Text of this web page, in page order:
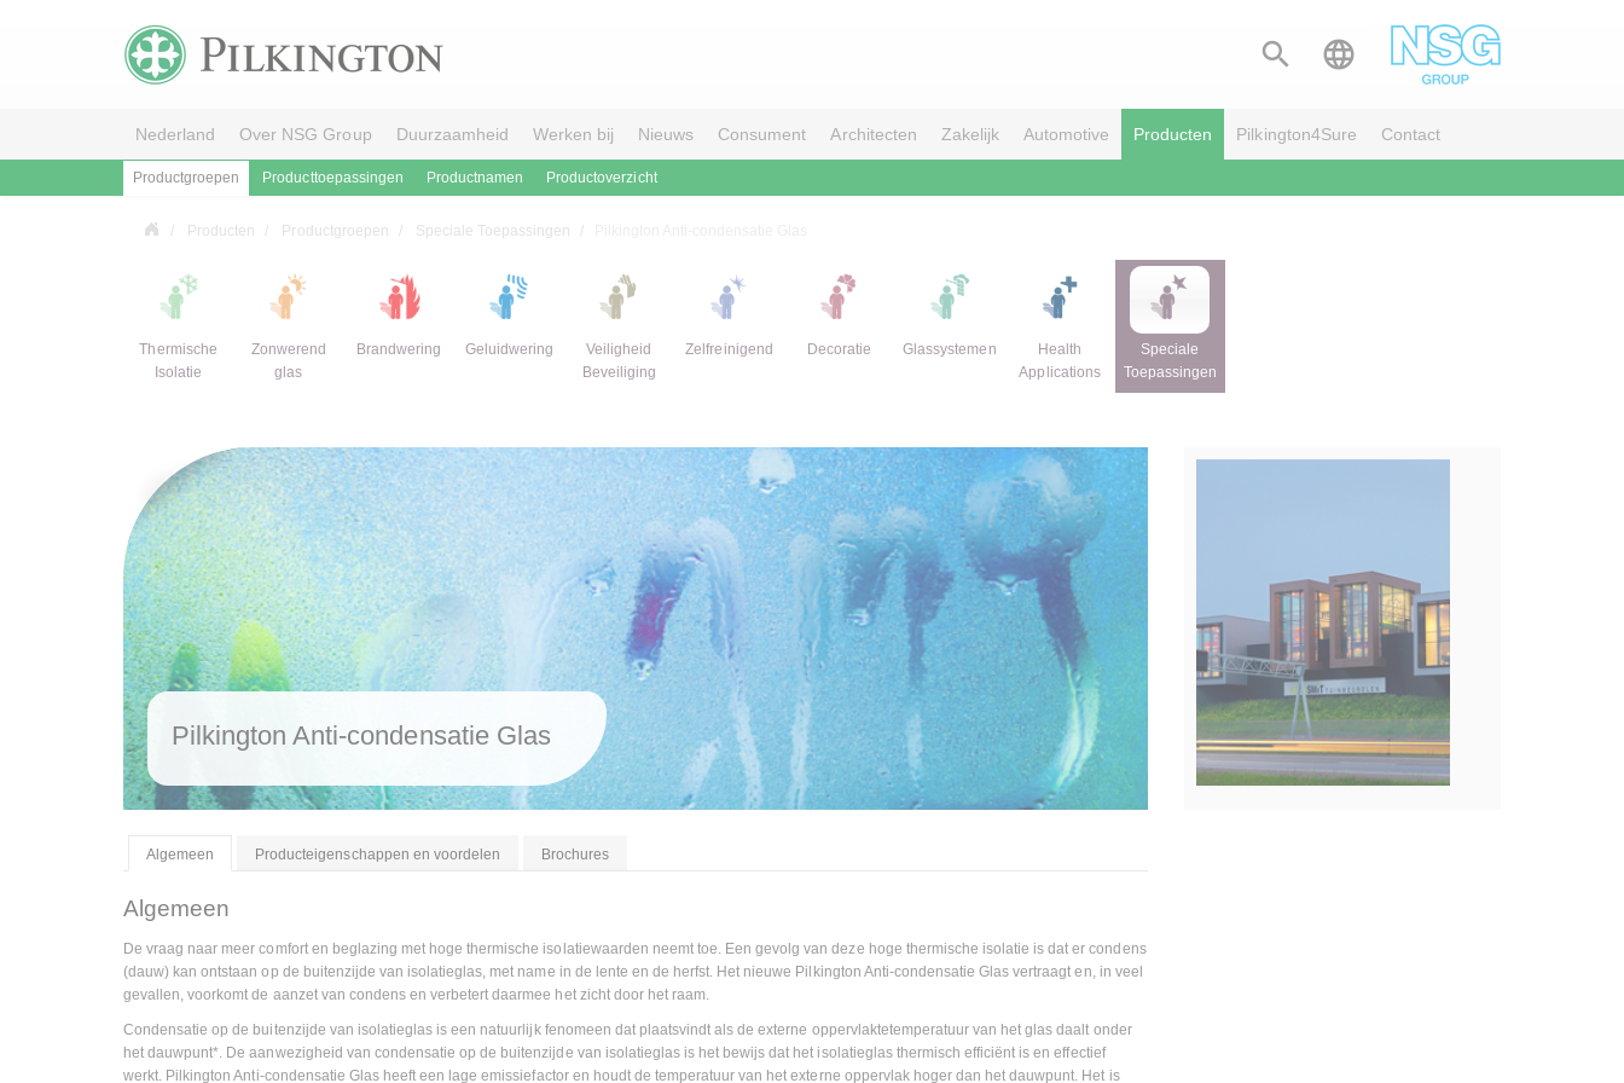
 
Nederland Over NSG Group Duurzaamheid Werken bij Nieuws Consument Architecten Zakelijk Automotive Producten Pilkington4Sure Contact
Productgroepen Producttoepassingen Productnamen Productoverzicht
Producten Productgroepen Speciale Toepassingen
Thermische
Isolatie
Zonwerend
glas
Brandwering Geluidwering
Veiligheid
Beveiliging
Zelfreinigend Decoratie Glassystemen
Health
Applications
Speciale
Toepassingen
Pilkington Anti-condensatie Glas
Algemeen Producteigenschappen en voordelen Brochures
Algemeen
De vraag naar meer comfort en beglazing met hoge thermische isolatiewaarden neemt toe. Een gevolg van deze hoge thermische isolatie is dat er condens
(dauw) kan ontstaan op de buitenzijde van isolatieglas, met name in de lente en de herfst. Het nieuwe Pilkington Anti-condensatie Glas vertraagt en, in veel
gevallen, voorkomt de aanzet van condens en verbetert daarmee het zicht door het raam.
Condensatie op de buitenzijde van isolatieglas is een natuurlijk fenomeen dat plaatsvindt als de externe oppervlaktetemperatuur van het glas daalt onder
het dauwpunt*. De aanwezigheid van condensatie op de buitenzijde van isolatieglas is het bewijs dat het isolatieglas thermisch efficiënt is en effectief
werkt. Pilkington Anti-condensatie Glas heeft een lage emissiefactor en houdt de temperatuur van het externe oppervlak hoger dan het dauwpunt. Het is